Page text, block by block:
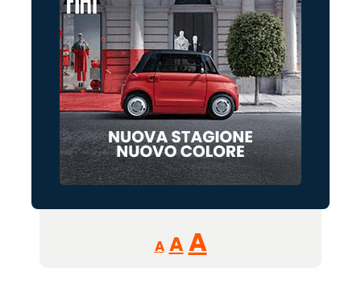
A
Reducir
tamaño
A Restablecer
AAumentar